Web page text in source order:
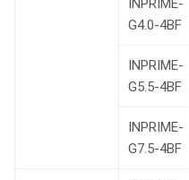
INPRIME-
G4.0-4BF
INPRIME-
G5.5-4BF
INPRIME-
G7.5-4BF